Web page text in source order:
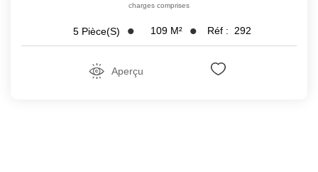
charges comprises
5 Pièce(s) 109 M² Réf : 292
Aperçu